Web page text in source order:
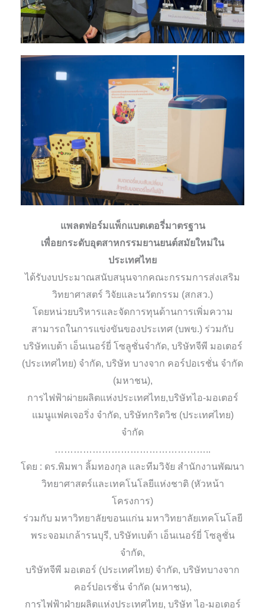
แพลตฟอร์มแพ็กแบตเตอรี่มาตรฐาน
เพื่อยกระดับอุตสาหกรรมยานยนต์สมัยใหม่ใน
ประเทศไทย
ได้รับงบประมาณสนับสนุนจากคณะกรรมการส่งเสริม
วิทยาศาสตร์ วิจัยและนวัตกรรม (สกสว.)
โดยหน่วยบริหารและจัดการทุนด้านการเพิ่มความ
สามารถในการแข่งขันของประเทศ (บพข.) ร่วมกับ
บริษัทเบต้า เอ็นเนอร์ยี่ โซลูชั่นจำกัด, บริษัทจีพี มอเตอร์
(ประเทศไทย) จำกัด, บริษัท บางจาก คอร์ปอเรชั่น จำกัด
(มหาชน),
การไฟฟ้าผ่ายผลิตแห่งประเทศไทย,บริษัทไอ-มอเตอร์
แมนูแฟคเจอริ่ง จำกัด, บริษัทกริดวิช (ประเทศไทย)
จำกัด
…………………………………………..
โดย : ดร.พิมพา ลิ้มทองกุล และทีมวิจัย สำนักงานพัฒนา
วิทยาศาสตร์และเทคโนโลยีแห่งชาติ (หัวหน้า
โครงการ)
ร่วมกับ มหาวิทยาลัยขอนแก่น มหาวิทยาลัยเทคโนโลยี
พระจอมเกล้ารนบุรี, บริษัทเบต้า เอ็นเนอร์ยี่ โซลูชั่น
จำกัด,
บริษัทจีพี มอเตอร์ (ประเทศไทย) จำกัด, บริษัทบางจาก
คอร์ปอเรชั่น จำกัด (มหาชน),
การไฟฟ้าฝ่ายผลิตแห่งประเทศไทย, บริษัท ไอ-มอเตอร์